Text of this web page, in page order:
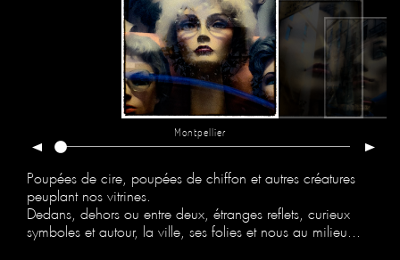
Montpellier
Poupées de cire, poupées de chiffon et autres créatures
peuplant nos vitrines.
Dedans, dehors ou entre deux, étranges reflets, curieux
symboles et autour, la ville, ses folies et nous au milieu...